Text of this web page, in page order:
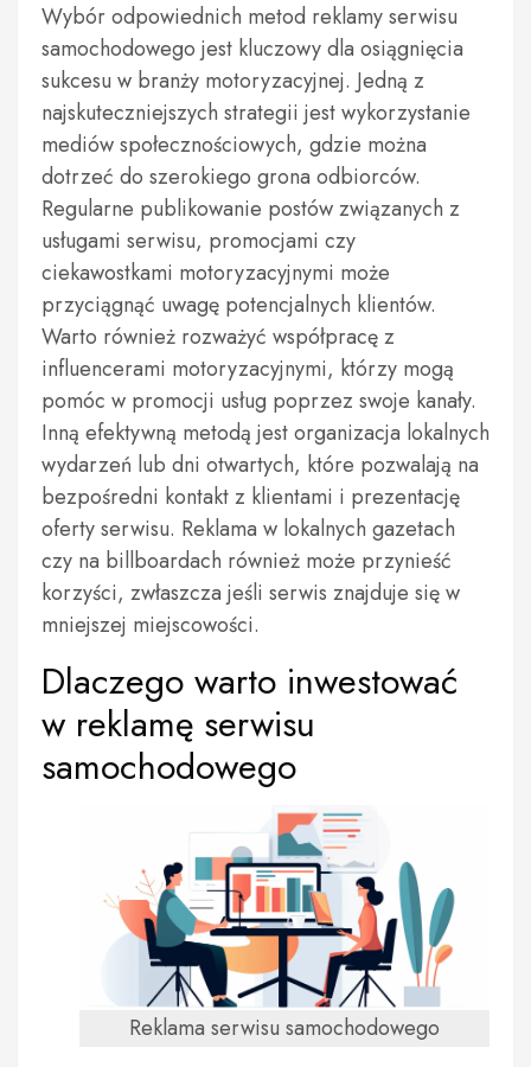
Wybór odpowiednich metod reklamy serwisu
samochodowego jest kluczowy dla osiągnięcia
sukcesu w branży motoryzacyjnej. Jedną z
najskuteczniejszych strategii jest wykorzystanie
mediów społecznościowych, gdzie można
dotrzeć do szerokiego grona odbiorców.
Regularne publikowanie postów związanych z
usługami serwisu, promocjami czy
ciekawostkami motoryzacyjnymi może
przyciągnąć uwagę potencjalnych klientów.
Warto również rozważyć współpracę z
influencerami motoryzacyjnymi, którzy mogą
pomóc w promocji usług poprzez swoje kanały.
Inną efektywną metodą jest organizacja lokalnych
wydarzeń lub dni otwartych, które pozwalają na
bezpośredni kontakt z klientami i prezentację
oferty serwisu. Reklama w lokalnych gazetach
czy na billboardach również może przynieść
korzyści, zwłaszcza jeśli serwis znajduje się w
mniejszej miejscowości.
Dlaczego warto inwestować
w reklamę serwisu
samochodowego
Reklama serwisu samochodowego